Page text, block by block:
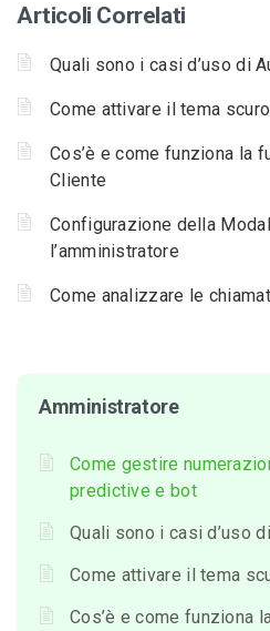
Articoli Correlati
Quali sono i casi d’uso di
Come attivare il tema
Cos’è e come funziona la
Cliente
Configurazione della
l’amministratore
Come analizzare le
Amministratore
Come gestire
predictive e bot
Quali sono i casi d’uso
Come attivare il tema
Cos’è e come funziona